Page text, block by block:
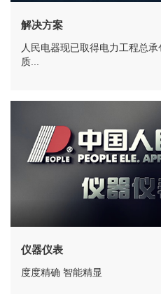
解决方案
人民电器现已取得电力工程总
质...
仪器仪表
度度精确 智能精显